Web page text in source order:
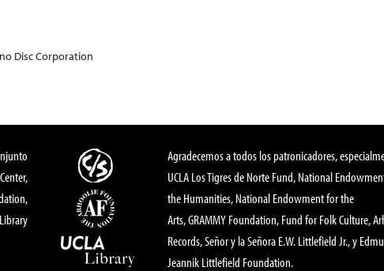
Disc Corporation
Agradecemos a todos los patronicadores,
UCLA Los Tigres de Norte Fund, National
the Humanities, National Endowment for the
Arts, GRAMMY Foundation, Fund for Folk Culture,
Records, Señor y la Señora E.W. Littlefield Jr., y
Jeannik Littlefield Foundation.